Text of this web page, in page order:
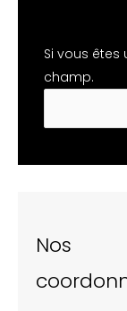
Si vous êtes
champ.
Nos